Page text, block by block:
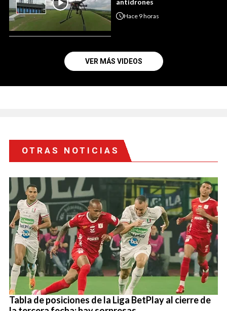
antidrones
Hace 9 horas
VER MÁS VIDEOS
OTRAS NOTICIAS
Tabla de posiciones de la Liga BetPlay al cierre de